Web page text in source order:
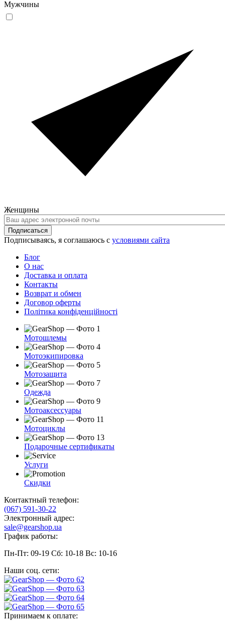
Мужчины
Женщины
Ваш
адрес
электронной
почты
Подписаться
Подписываясь, я соглашаюсь с условиями сайта
Блог
О нас
Доставка и оплата
Контакты
Возврат и обмен
Договор оферты
Політика конфіденційності
Мотошлемы
Мотоэкипировка
Мотозащита
Одежда
Мотоаксессуары
Мотоциклы
Подарочные сертификаты
Услуги
Скидки
Контактный телефон:
(067) 591-30-22
Электронный адрес:
sale@gearshop.ua
График работы:
Пн-Пт: 09-19 Сб: 10-18 Вс: 10-16
Наши соц. сети:
Принимаем к оплате: